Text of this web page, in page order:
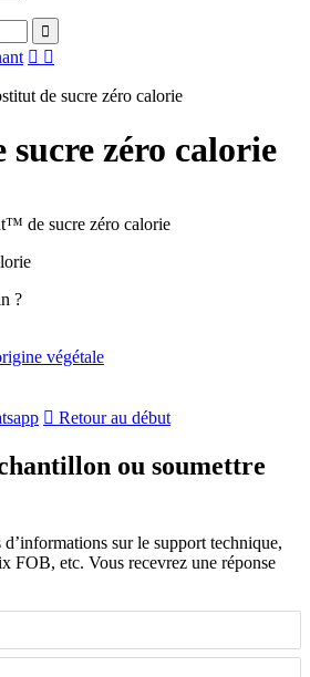
 
de sucre zéro calorie
zéro calorie
de sucre zéro calorie
?
végétale
 Retour au début
ou soumettre
sur le support technique,
FOB, etc. Vous recevrez une réponse